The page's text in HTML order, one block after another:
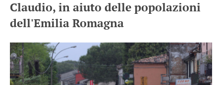
Claudio, in aiuto delle popolazioni
dell'Emilia Romagna